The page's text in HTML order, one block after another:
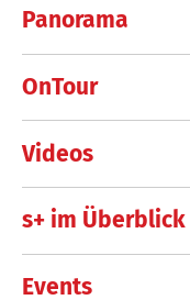
Panorama
OnTour
Videos
s+ im Überblick
Events